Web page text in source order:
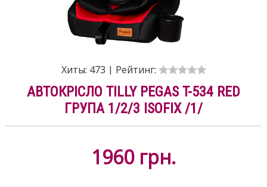
Хиты: 473 | Рейтинг:
АВТОКРІСЛО TILLY PEGAS T-534 RED
ГРУПА 1/2/3 ISOFIX /1/
1960 грн.